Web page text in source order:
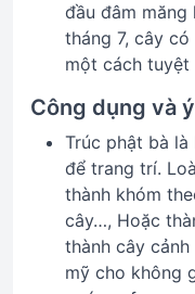
đầu đâm
tháng 7, cây
một cách tuyệt
Công dụng và
Trúc phật bà
để trang trí.
thành khóm
cây…, Hoặc
thành cây
mỹ cho không